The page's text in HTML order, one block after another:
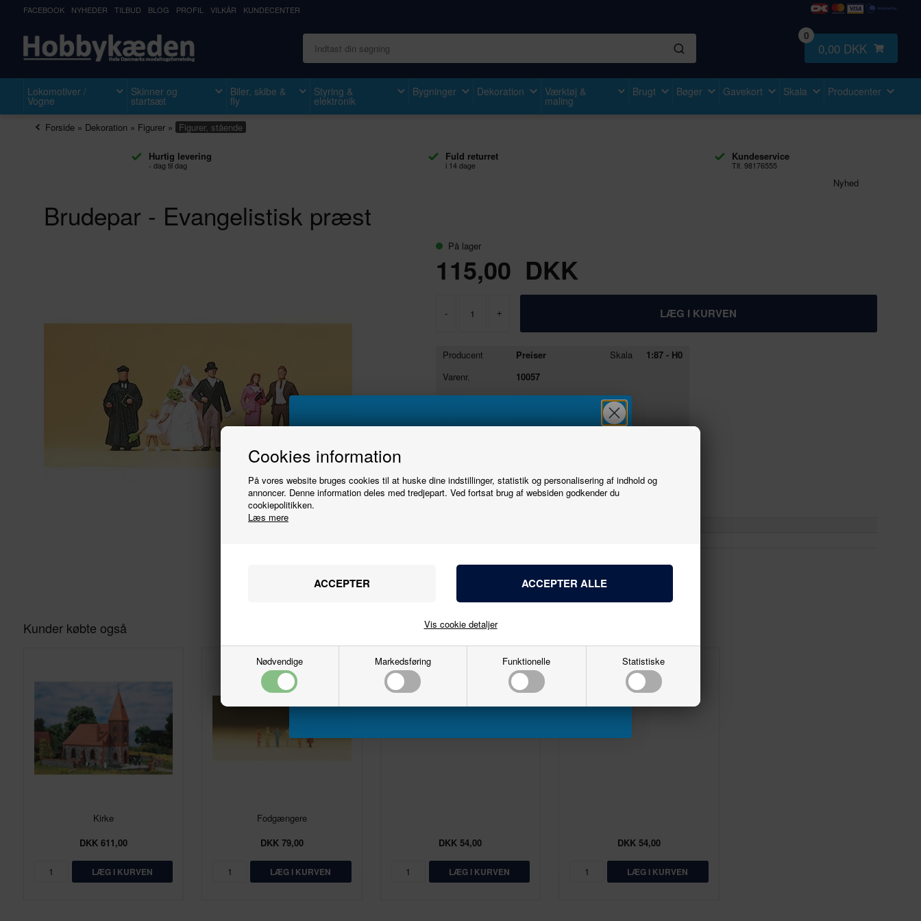
Cookies information
På vores website bruges cookies til at huske dine indstillinger, statistik og personalisering af indhold og
annoncer. Denne information deles med tredjepart. Ved fortsat brug af websiden godkender du
cookiepolitikken.
Læs mere
Nødvendige Markedsføring Funktionelle Statistiske
Vis cookie detaljer
FACEBOOK NYHEDER TILBUD BLOG PROFIL VILKÅR KUNDECENTER
0
0,00 DKK
Lokomotiver /
Vogne
Skinner og
startsæt
Biler, skibe &
fly
Styring &
elektronik
Bygninger Dekoration Værktøj &
maling
Brugt Bøger Gavekort Skala Producenter
Forside» Dekoration » Figurer» Figurer, stående
Hurtig levering
- dag til dag
Fuld returret
i 14 dage
Kundeservice
Tlf. 98176555
Nyhed
Brudepar - Evangelistisk præst
På lager
115,00 DKK
- +
Producent
Preiser
Varenr.
10057
EANnr.
4041032100579
Skala 1:87 - H0
Kunder købte også
Kirke
DKK 611,00
Fodgængere
DKK 79,00
Plastiklim "SUPER-EXPERT"
DKK 54,00
EXPERT, Plastic glue, 25 g
DKK 54,00
nyhedsbrevet